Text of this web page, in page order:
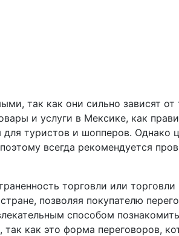
так как они сильно зависят от
и услуги в Мексике, как
туристов и шопперов. Однако
всегда рекомендуется
торговли или
позволяя покупателю
способом
как это форма переговоров,